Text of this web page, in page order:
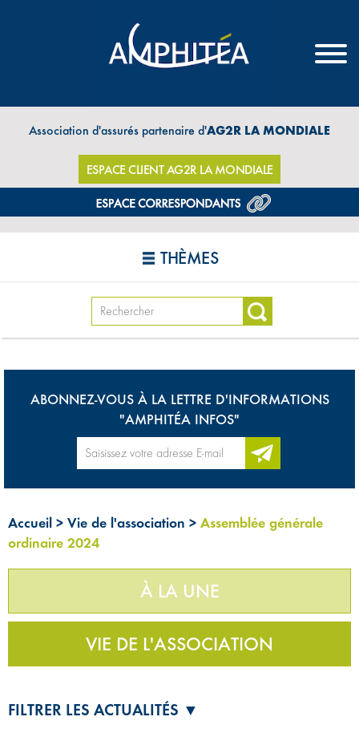
Association d'assurés partenaire d'AG2R LA MONDIALE
ESPACE CLIENT AG2R LA MONDIALE
THÈMES
ABONNEZ-VOUS À LA LETTRE D'INFORMATIONS
"AMPHITÉA INFOS"
Accueil > Vie de l'association > Assemblée générale
ordinaire 2024
À LA UNE
VIE DE L'ASSOCIATION
FILTRER LES ACTUALITÉS ▼